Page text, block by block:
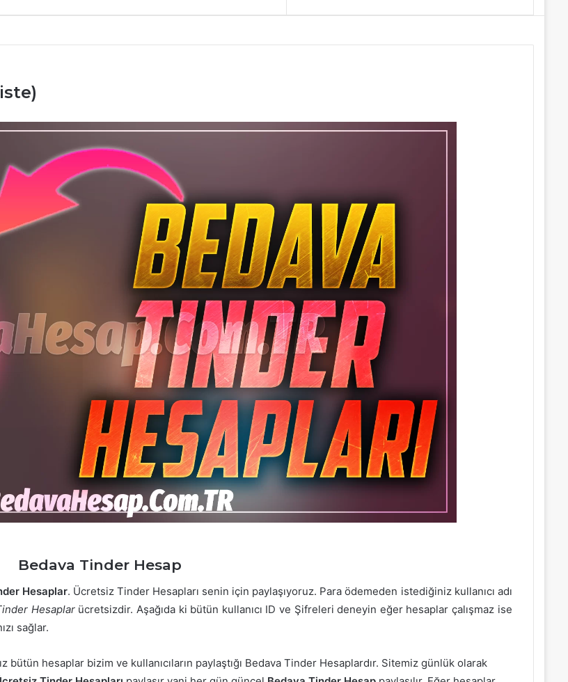
Bedava Tinder Hesap
Hesaplar. Ücretsiz Tinder Hesapları senin için paylaşıyoruz. Para ödemeden istediğiniz kullanıcı adı
Hesaplarücretsizdir. Aşağıda ki bütün kullanıcı ID ve Şifreleri deneyin eğer hesaplar çalışmaz ise
sağlar.
bütün hesaplar bizim ve kullanıcıların paylaştığı Bedava Tinder Hesaplardır. Sitemiz günlük olarak